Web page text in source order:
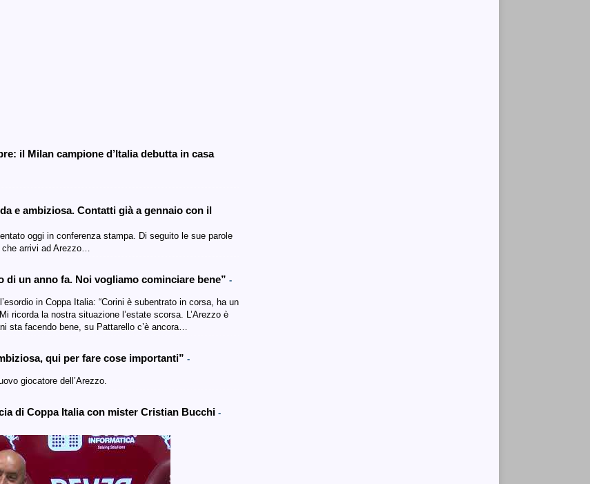
il Milan campione d’Italia debutta in casa
e ambiziosa. Contatti già a gennaio con il
oggi in conferenza stampa. Di seguito le sue parole
che arrivi ad Arezzo…
di un anno fa. Noi vogliamo cominciare bene” -
in Coppa Italia: “Corini è subentrato in corsa, ha un
ricorda la nostra situazione l’estate scorsa. L’Arezzo è
sta facendo bene, su Pattarello c’è ancora…
qui per fare cose importanti” -
giocatore dell’Arezzo.
di Coppa Italia con mister Cristian Bucchi -